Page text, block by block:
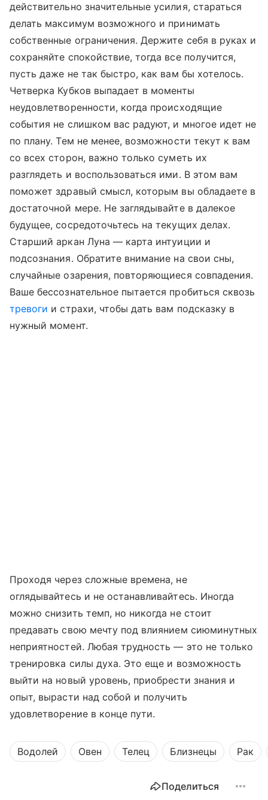
действительно значительные усилия, стараться
делать максимум возможного и принимать
собственные ограничения. Держите себя в руках и
сохраняйте спокойствие, тогда все получится,
пусть даже не так быстро, как вам бы хотелось.
Четверка Кубков выпадает в моменты
неудовлетворенности, когда происходящие
события не слишком вас радуют, и многое идет не
по плану. Тем не менее, возможности текут к вам
со всех сторон, важно только суметь их
разглядеть и воспользоваться ими. В этом вам
поможет здравый смысл, которым вы обладаете в
достаточной мере. Не заглядывайте в далекое
будущее, сосредоточьтесь на текущих делах.
Старший аркан Луна — карта интуиции и
подсознания. Обратите внимание на свои сны,
случайные озарения, повторяющиеся совпадения.
Ваше бессознательное пытается пробиться сквозь
тревоги и страхи, чтобы дать вам подсказку в
нужный момент.
Проходя через сложные времена, не
оглядывайтесь и не останавливайтесь. Иногда
можно снизить темп, но никогда не стоит
предавать свою мечту под влиянием сиюминутных
неприятностей. Любая трудность — это не только
тренировка силы духа. Это еще и возможность
выйти на новый уровень, приобрести знания и
опыт, вырасти над собой и получить
удовлетворение в конце пути.
Водолей Овен Телец Близнецы Рак
Поделиться